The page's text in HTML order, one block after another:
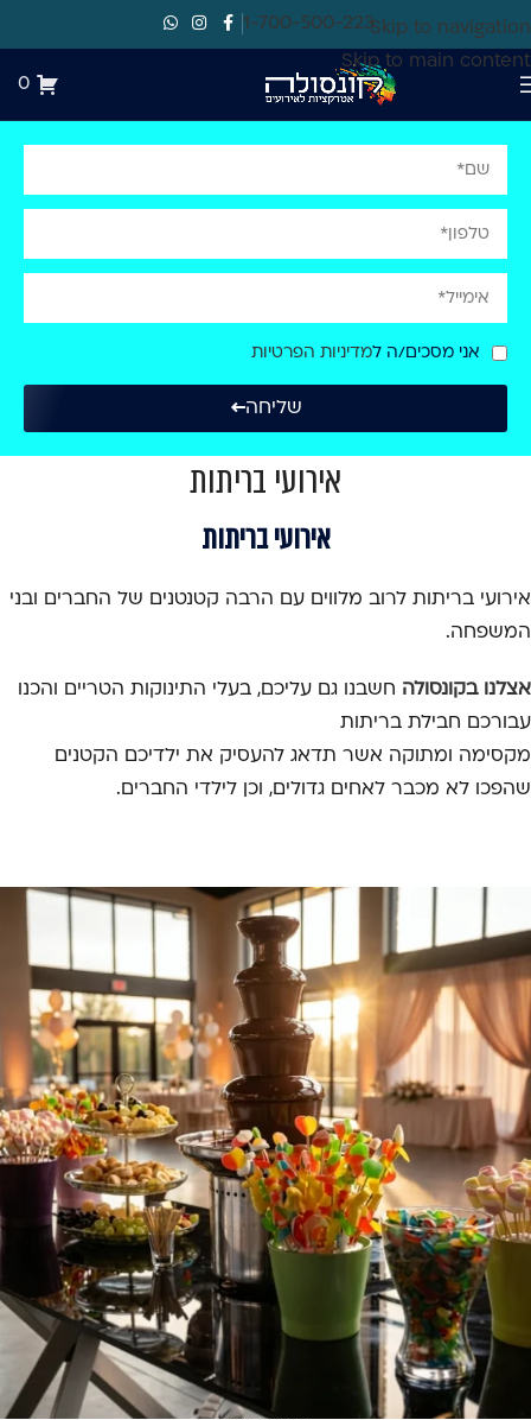
Skip to navigation
Skip to main content
1-700-500-223
0
אני מסכים/ה למדיניות הפרטיות
שליחה
אירועי בריתות
אירועי בריתות
אירועי בריתות לרוב מלווים עם הרבה קטנטנים של החברים ובני
המשפחה.
אצלנו בקונסולה חשבנו גם עליכם, בעלי התינוקות הטריים והכנו
עבורכם חבילת בריתות
מקסימה ומתוקה אשר תדאג להעסיק את ילדיכם הקטנים
שהפכו לא מכבר לאחים גדולים, וכן לילדי החברים.